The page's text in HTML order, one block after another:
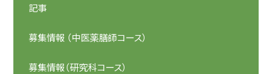
記事
募集情報 （中医薬膳師コース）
募集情報（研究科コース）